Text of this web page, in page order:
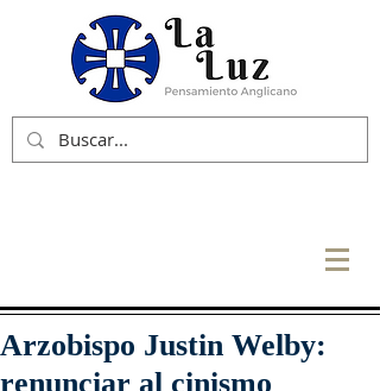
Arzobispo Justin Welby:
renunciar al cinismo